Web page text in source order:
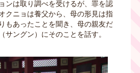
ンは取り調べを受けるが、罪を認
クニョは養父から、母の形見は指
もあったことを聞き、母の親友だ
サングン）にそのことを話す。